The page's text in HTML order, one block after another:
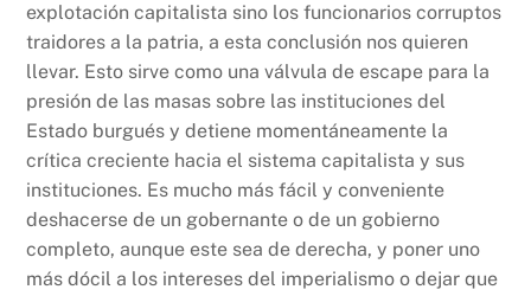
explotación capitalista sino los funcionarios corruptos
traidores a la patria, a esta conclusión nos quieren
llevar. Esto sirve como una válvula de escape para la
presión de las masas sobre las instituciones del
Estado burgués y detiene momentáneamente la
crítica creciente hacia el sistema capitalista y sus
instituciones. Es mucho más fácil y conveniente
deshacerse de un gobernante o de un gobierno
completo, aunque este sea de derecha, y poner uno
más dócil a los intereses del imperialismo o dejar que